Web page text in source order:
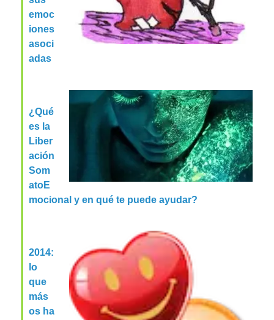
emoc
iones
asoci
adas
¿Qué
es la
Liber
ación
Som
atoE
mocional y en qué te puede ayudar?
2014:
lo
que
más
os ha